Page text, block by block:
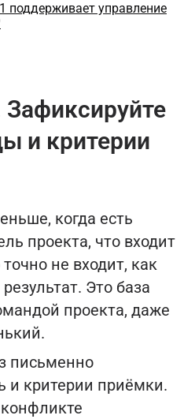
поддерживает управление
Зафиксируйте
и критерии
когда есть
проекта, что входит
не входит, как
Это база
проекта, даже
письменно
и критерии приёмки.